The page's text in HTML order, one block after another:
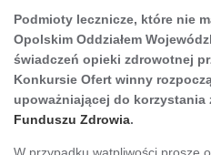
Podmioty lecznicze, które nie
Opolskim Oddziałem
świadczeń opieki zdrowotnej
Konkursie Ofert winny
upoważniającej do korzystania
Funduszu Zdrowia.
W przypadku wątpliwości proszę